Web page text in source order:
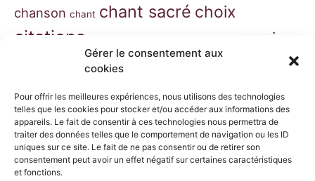
Gérer le consentement aux
cookies
Pour offrir les meilleures expériences, nous utilisons des technologies
telles que les cookies pour stocker et/ou accéder aux informations des
appareils. Le fait de consentir à ces technologies nous permettra de
traiter des données telles que le comportement de navigation ou les ID
uniques sur ce site. Le fait de ne pas consentir ou de retirer son
consentement peut avoir un effet négatif sur certaines caractéristiques
et fonctions.
chanson chant chant sacré choix
citations essai
gospel grégorien
jésus liturgie liturgie orthodoxe marie
morceaux choisismusique
musique classique musique de film nouveau
testament nouvelles orthodoxe philosophie